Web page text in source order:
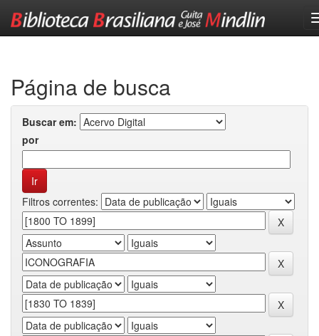
Página de busca
Buscar em:
por
Filtros correntes: